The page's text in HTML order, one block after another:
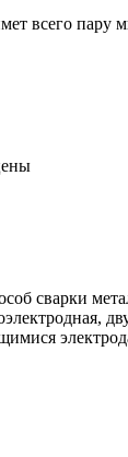
всего пару
сварки